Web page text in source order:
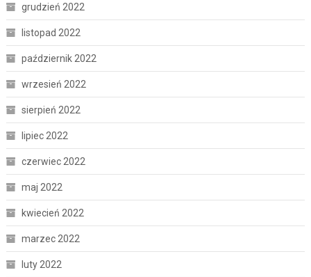
grudzień 2022
listopad 2022
październik 2022
wrzesień 2022
sierpień 2022
lipiec 2022
czerwiec 2022
maj 2022
kwiecień 2022
marzec 2022
luty 2022